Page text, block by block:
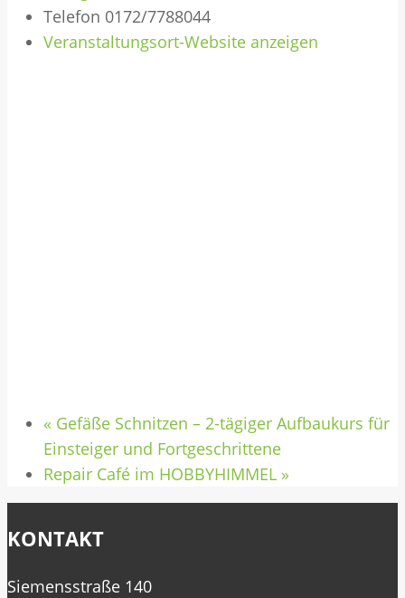
Telefon 0172/7788044
Veranstaltungsort-Website anzeigen
« Gefäße Schnitzen – 2-tägiger Aufbaukurs für
Einsteiger und Fortgeschrittene
Repair Café im HOBBYHIMMEL »
KONTAKT
Siemensstraße 140